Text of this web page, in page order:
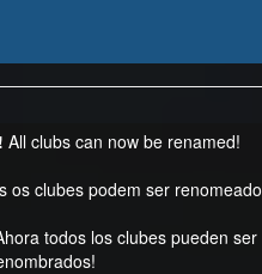
All clubs can now be renamed!
os clubes podem ser
todos los clubes pueden ser